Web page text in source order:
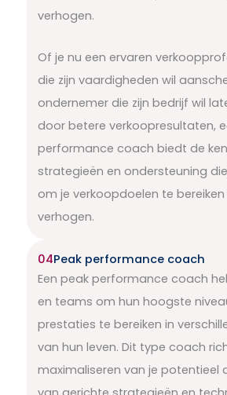
verhogen.
Of je nu een ervaren
die zijn vaardigheden wil
ondernemer die zijn bedrijf wil
door betere verkoopresultaten,
performance coach biedt de
strategieën en ondersteuning
om je verkoopdoelen te
verhogen.
04Peak performance coach
Een peak performance coach
en teams om hun hoogste
prestaties te bereiken in
van hun leven. Dit type coach
maximaliseren van je potentieel